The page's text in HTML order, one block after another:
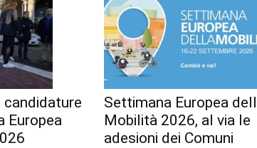
candidature
Europea
Settimana Europea
Mobilità 2026, al via le
adesioni dei Comuni